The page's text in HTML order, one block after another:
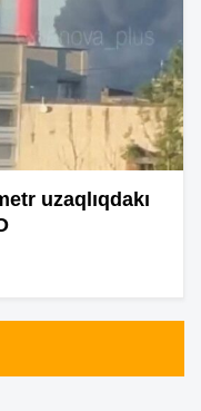
uzaqlıqdakı